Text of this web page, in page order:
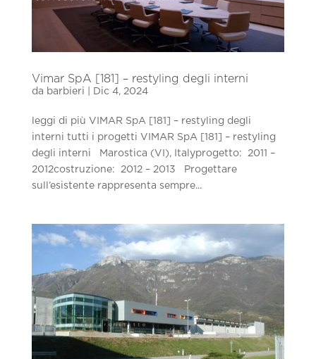
Vimar SpA [181] – restyling degli interni
da barbieri Dic 4, 2024
leggi di più VIMAR SpA [181] – restyling degli
interni tutti i progetti VIMAR SpA [181] – restyling
degli interni Marostica (VI), Italyprogetto: 2011 –
2012costruzione: 2012 – 2013 Progettare
sull’esistente rappresenta sempre...